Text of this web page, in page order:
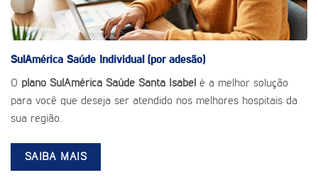
SulAmérica Saúde Individual (por adesão)
O plano SulAmérica Saúde Santa Isabel é a melhor solução
para você que deseja ser atendido nos melhores hospitais da
sua região.
SAIBA MAIS